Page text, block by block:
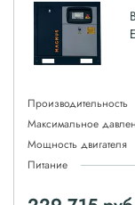
Производительность
Максимальное
Мощность двигателя
Питание